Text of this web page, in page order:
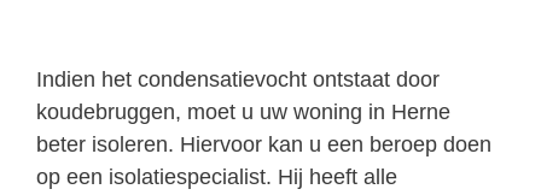
Indien het condensatievocht ontstaat door
koudebruggen, moet u uw woning in Herne
beter isoleren. Hiervoor kan u een beroep doen
op een isolatiespecialist. Hij heeft alle